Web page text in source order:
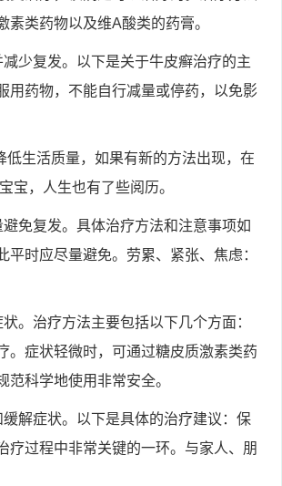
类药物以及维A酸类的药膏。
少复发。以下是关于牛皮癣治疗的主
用药物，不能自行减量或停药，以免影
生活质量，如果有新的方法出现，在
宝，人生也有了些阅历。
免复发。具体治疗方法和注意事项如
时应尽量避免。劳累、紧张、焦虑：
。治疗方法主要包括以下几个方面：
。症状轻微时，可通过糖皮质激素类药
科学地使用非常安全。
解症状。以下是具体的治疗建议：保
疗过程中非常关键的一环。与家人、朋